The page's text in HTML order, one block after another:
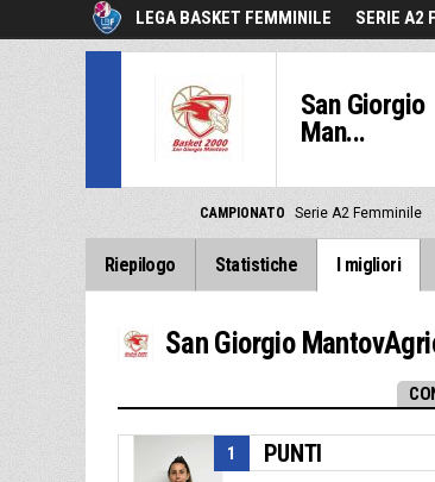
LEGA BASKET FEMMINILE SERIE A2
San Giorgio
Man...
CAMPIONATO Serie A2 Femminile
Riepilogo Statistiche I migliori
San Giorgio
PUNTI
1